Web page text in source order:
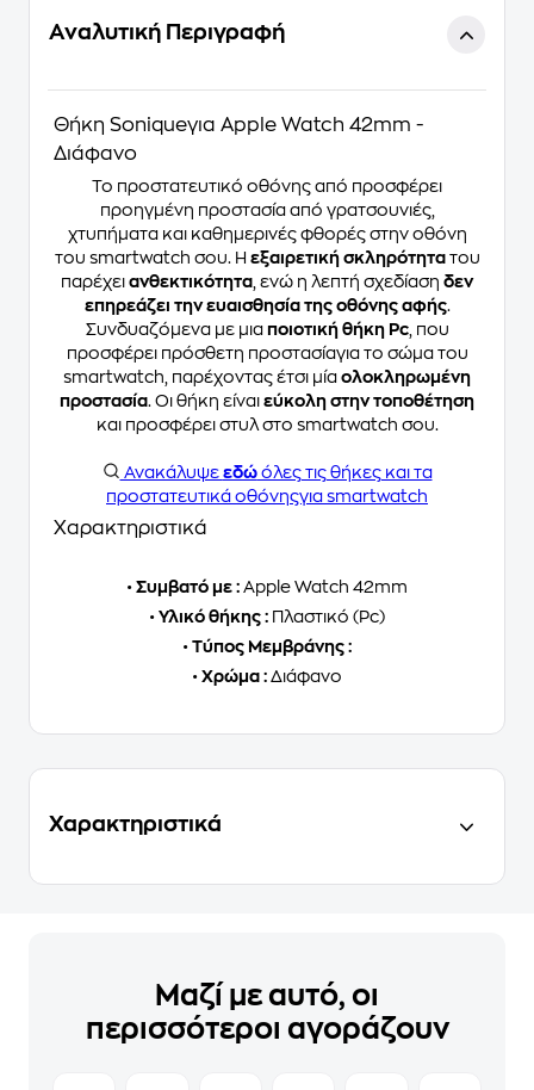
Αναλυτική Περιγραφή
Θήκη Soniqueγια Apple Watch 42mm -
Διάφανο
Το προστατευτικό οθόνης από προσφέρει
προηγμένη προστασία από γρατσουνιές,
χτυπήματα και καθημερινές φθορές στην οθόνη
του smartwatch σου. Η εξαιρετική σκληρότητατου
παρέχει ανθεκτικότητα , ενώ η λεπτή σχεδίαση δεν
επηρεάζει την ευαισθησία της οθόνης αφής.
Συνδυαζόμενα με μια ποιοτική θήκη Pc, που
προσφέρει πρόσθετη προστασίαγια το σώμα του
smartwatch, παρέχοντας έτσι μία ολοκληρωμένη
προστασία. Οι θήκη είναι εύκολη στην τοποθέτηση
και προσφέρει στυλ στο smartwatch σου.
Ανακάλυψε εδώόλες τις θήκες και τα
προστατευτικά οθόνηςγια smartwatch
Χαρακτηριστικά
• Συμβατό με : Apple Watch 42mm
• Υλικό θήκης : Πλαστικό (Pc)
• Τύπος Μεμβράνης :
• Χρώμα : Διάφανο
Χαρακτηριστικά
Μαζί με αυτό, οι
περισσότεροι αγοράζουν